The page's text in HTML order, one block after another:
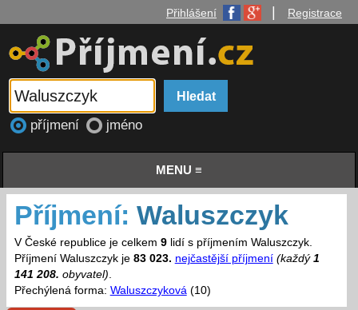
Přihlášení Registrace
příjmení jméno
MENU ≡
Příjmení: Waluszczyk
V České republice je celkem 9lidí s příjmením Waluszczyk.
Příjmení Waluszczyk je 83 023. nejčastější příjmení (každý 1
141 208. obyvatel).
Přechýlená forma: Waluszczyková(10)